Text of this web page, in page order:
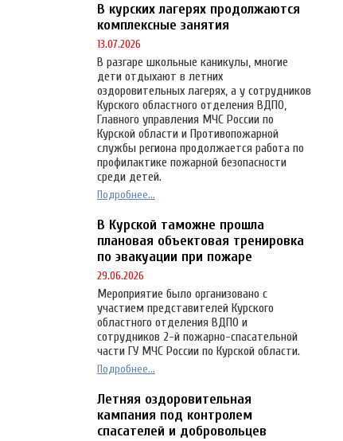
В курских лагерях продолжаются
комплексные занятия
13.07.2026
В разгаре школьные каникулы, многие
дети отдыхают в летних
оздоровительных лагерях, а у сотрудников
Курского областного отделения ВДПО,
Главного управления МЧС России по
Курской области и Противопожарной
службы региона продолжается работа по
профилактике пожарной безопасности
среди детей.
Подробнее...
В Курской таможне прошла
плановая объектовая тренировка
по эвакуации при пожаре
29.06.2026
Мероприятие было организовано с
участием представителей Курского
областного отделения ВДПО и
сотрудников 2-й пожарно-спасательной
части ГУ МЧС России по Курской области.
Подробнее...
Летняя оздоровительная
кампания под контролем
спасателей и добровольцев